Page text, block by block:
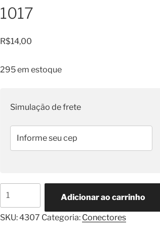
1017
R$14,00
295 em estoque
Simulação de frete
Sensor
TPS
Adicionar ao carrinho
SKU:4307 Categoria: Conectores